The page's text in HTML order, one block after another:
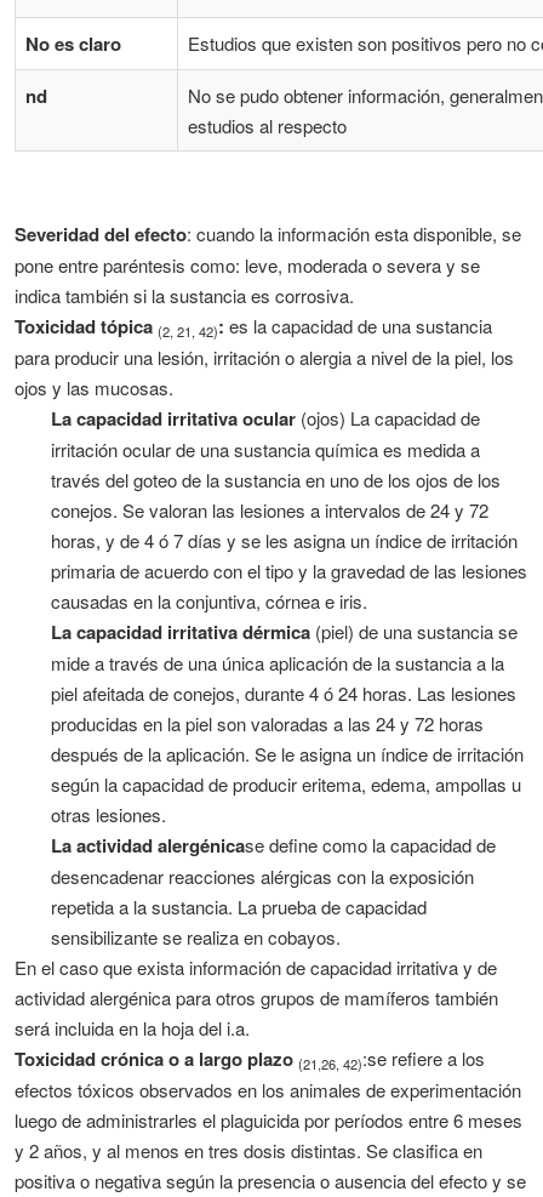
No es claro
Estudios que existen son positivos pero no
nd
No se pudo obtener información,
estudios al respecto
Severidad del efecto: cuando la información esta disponible, se
pone entre paréntesis como: leve, moderada o severa y se
indica también si la sustancia es corrosiva.
Toxicidad tópica (2, 21, 42): es la capacidad de una sustancia
para producir una lesión, irritación o alergia a nivel de la piel, los
ojos y las mucosas.
Lacapacidad irritativa ocular (ojos) La capacidad de
irritación ocular de una sustancia química es medida a
través del goteo de la sustancia en uno de los ojos de los
conejos. Se valoran las lesiones a intervalos de 24 y 72
horas, y de 4 ó 7 días y se les asigna un índice de irritación
primaria de acuerdo con el tipo y la gravedad de las lesiones
causadas en la conjuntiva, córnea e iris.
Lacapacidad irritativa dérmica (piel) de una sustancia se
mide a través de una única aplicación de la sustancia a la
piel afeitada de conejos, durante 4 ó 24 horas. Las lesiones
producidas en la piel son valoradas a las 24 y 72 horas
después de la aplicación. Se le asigna un índice de irritación
según la capacidad de producir eritema, edema, ampollas u
otras lesiones.
La actividad alergénicase define como la capacidad de
desencadenar reacciones alérgicas con la exposición
repetida a la sustancia. La prueba de capacidad
sensibilizante se realiza en cobayos.
En el caso que exista información de capacidad irritativa y de
actividad alergénica para otros grupos de mamíferos también
será incluida en la hoja del i.a.
Toxicidad crónica o a largo plazo (21,26, 42):se refiere a los
efectos tóxicos observados en los animales de experimentación
luego de administrarles el plaguicida por períodos entre 6 meses
y 2 años, y al menos en tres dosis distintas. Se clasifica en
positiva o negativa según la presencia o ausencia del efecto y se